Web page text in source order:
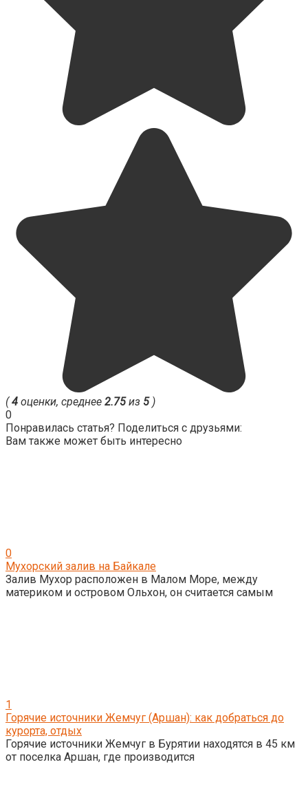
(4 оценки, среднее 2.75из 5)
0
Понравилась статья? Поделиться с друзьями:
Вам также может быть интересно
0
Мухорский залив на Байкале
Залив Мухор расположен в Малом Море, между
материком и островом Ольхон, он считается самым
1
Горячие источники Жемчуг (Аршан): как добраться до
курорта, отдых
Горячие источники Жемчуг в Бурятии находятся в 45 км
от поселка Аршан, где производится